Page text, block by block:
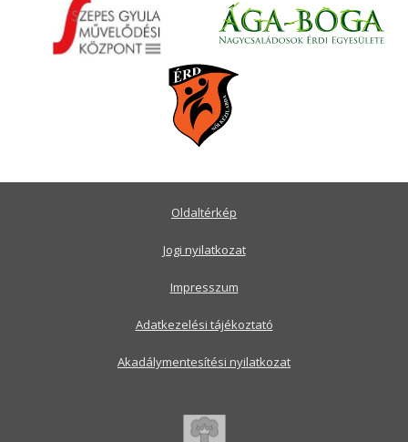
Oldaltérkép
Jogi nyilatkozat
Impresszum
Adatkezelési tájékoztató
Akadálymentesítési nyilatkozat